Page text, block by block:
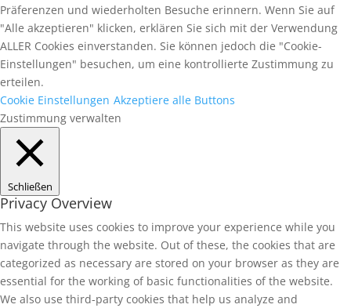
Präferenzen und wiederholten Besuche erinnern. Wenn Sie auf
"Alle akzeptieren" klicken, erklären Sie sich mit der Verwendung
ALLER Cookies einverstanden. Sie können jedoch die "Cookie-
Einstellungen" besuchen, um eine kontrollierte Zustimmung zu
erteilen.
Cookie Einstellungen Akzeptiere alle Buttons
Zustimmung verwalten
Schließen
Privacy Overview
This website uses cookies to improve your experience while you
navigate through the website. Out of these, the cookies that are
categorized as necessary are stored on your browser as they are
essential for the working of basic functionalities of the website.
We also use third-party cookies that help us analyze and